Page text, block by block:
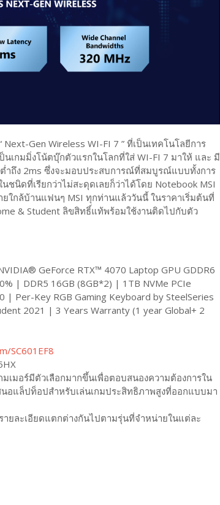
Gen Wireless WI-FI 7 ” ที่เป็นเทคโนโลยีการ
นเกมมิ่งโน้ตบุ๊กตัวแรกในโลกที่ใส่ WI-FI 7 มาให้ และ มี
ต่ำถึง 2ms ซึ่งจะมอบประสบการณ์ที่สมบูรณ์แบบทั้งการ
นิดที่เรียกว่าไม่สะดุดเลยก็ว่าได้โดย Notebook MSI
ใกล้บ้านแฟนๆ MSI ทุกท่านแล้ววันนี้ ในราคาเริ่มต้นที่
& Student ลิขสิทธิ์แท้พร้อมใช้งานติดไปกับตัว
GeForce RTX™ 4070 Laptop GPU GDDR6
| DDR5 16GB (8GB*2) | 1TB NVMe PCIe
| Per-Key RGB Gaming Keyboard by SteelSeries
2021 | 3 Years Warranty (1 year Global+ 2
SC601EF8
มเมอร์มีตัวเลือกมากขึ้นเพื่อตอบสนองความต้องการใน
อแล็ปท็อปสำหรับเล่นเกมประสิทธิภาพสูงที่ออกแบบมา
ยละเอียดแตกต่างกันไปตามรุ่นที่จำหน่ายในแต่ละ